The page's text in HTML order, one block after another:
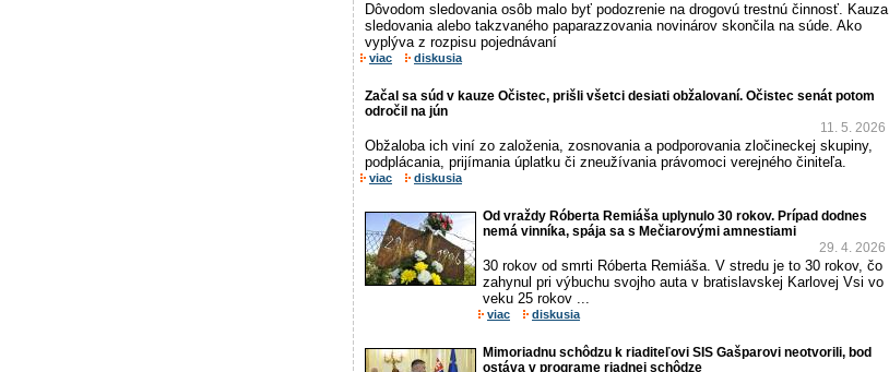
Dôvodom sledovania osôb malo byť podozrenie na drogovú trestnú činnosť. Kauza
sledovania alebo takzvaného paparazzovania novinárov skončila na súde. Ako
vyplýva z rozpisu pojednávaní
viac diskusia
Začal sa súd v kauze Očistec, prišli všetci desiati obžalovaní. Očistec senát potom
odročil na jún
11. 5. 2026
Obžaloba ich viní zo založenia, zosnovania a podporovania zločineckej skupiny,
podplácania, prijímania úplatku či zneužívania právomoci verejného činiteľa.
viac diskusia
Od vraždy Róberta Remiáša uplynulo 30 rokov. Prípad dodnes
nemá vinníka, spája sa s Mečiarovými amnestiami
29. 4. 2026
30 rokov od smrti Róberta Remiáša. V stredu je to 30 rokov, čo
zahynul pri výbuchu svojho auta v bratislavskej Karlovej Vsi vo
veku 25 rokov ...
viac diskusia
Mimoriadnu schôdzu k riaditeľovi SIS Gašparovi neotvorili, bod
ostáva v programe riadnej schôdze